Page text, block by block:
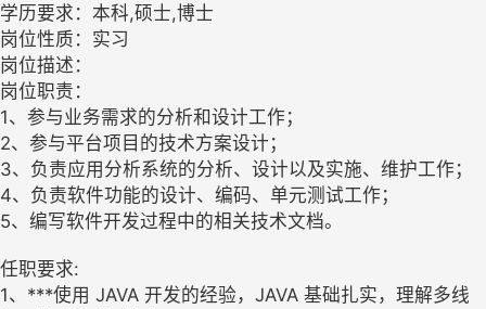
学历要求：本科,硕士,博士
岗位性质：实习
岗位描述：
岗位职责：
1、参与业务需求的分析和设计工作；
2、参与平台项目的技术方案设计；
3、负责应用分析系统的分析、设计以及实施、维护工作；
4、负责软件功能的设计、编码、单元测试工作；
5、编写软件开发过程中的相关技术文档。
任职要求:
1、***使用 JAVA 开发的经验，JAVA 基础扎实，理解多线